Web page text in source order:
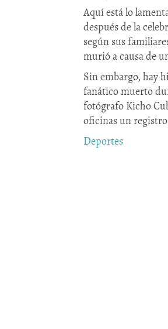
Aquí está lo
después de la
según sus
murió a causa de
Sin embargo, hay
fanático muerto
fotógrafo Kicho
oficinas un
Deportes